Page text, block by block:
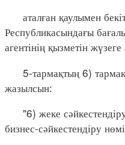
аталған қаулымен
Республикасындағы
агентінің қызметін
5-тармақтың 6)
жазылсын:
"6) жеке
бизнес-сәйкестендіру